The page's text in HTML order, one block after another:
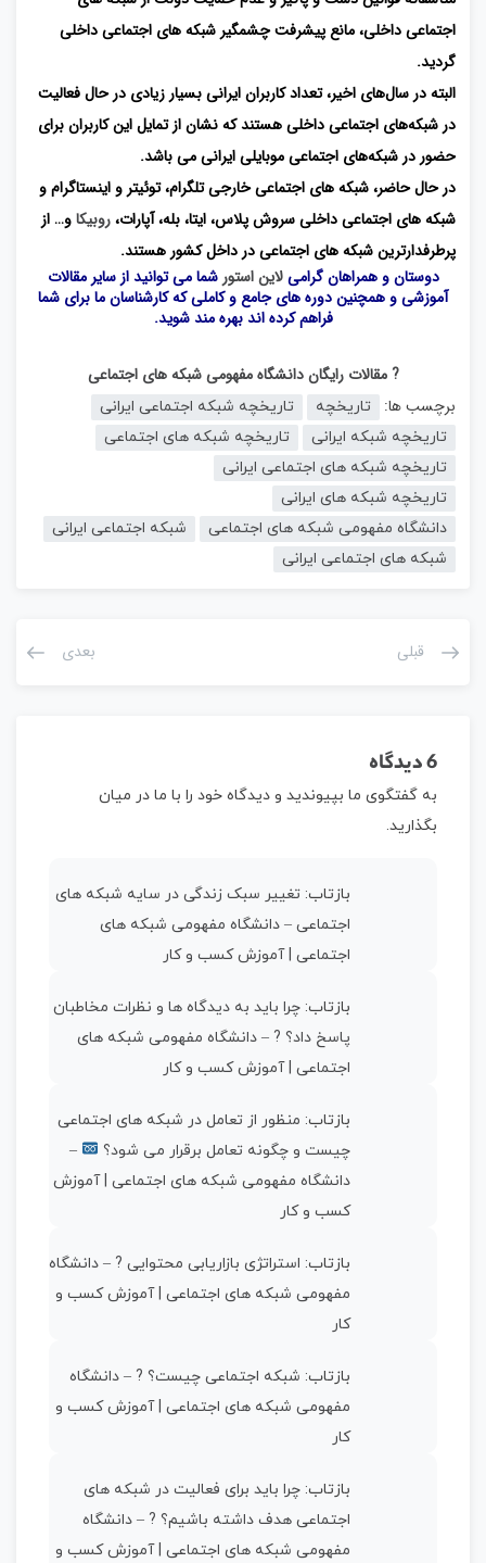
اجتماعی داخلی، مانع پیشرفت چشمگیر شبکه های اجتماعی داخلی
گردید.
البته در سال‌های اخیر، تعداد کاربران ایرانی بسیار زیادی در حال فعالیت
در شبکه‌های اجتماعی داخلی هستند که نشان از تمایل این کاربران برای
حضور در شبکه‌های اجتماعی موبایلی ایرانی می باشد.
در حال حاضر، شبکه های اجتماعی خارجی تلگرام، توئیتر و اینستاگرام و
شبکه های اجتماعی داخلی سروش پلاس، ایتا، بله، آپارات،روبیکاو… از
پرطرفدارترین شبکه های اجتماعی در داخل کشور هستند.
دوستان و همراهان گرامیلاین استور شما می توانید از سایر مقالات
آموزشی و همچنین دوره های جامع و کاملی که کارشناسان ما برای شما
فراهم کرده اند بهره مند شوید.
? مقالات رایگان دانشگاه مفهومی شبکه های اجتماعی
برچسب ها:
تاریخچه
تاریخچه شبکه اجتماعی ایرانی
تاریخچه شبکه ایرانی
تاریخچه شبکه های اجتماعی
تاریخچه شبکه های اجتماعی ایرانی
تاریخچه شبکه های ایرانی
دانشگاه مفهومی شبکه های اجتماعی
شبکه اجتماعی ایرانی
شبکه های اجتماعی ایرانی
قبلی بعدی
6 دیدگاه
به گفتگوی ما بپیوندید و دیدگاه خود را با ما در میان
بگذارید.
بازتاب: تغییر سبک زندگی در سایه شبکه های
اجتماعی – دانشگاه مفهومی شبکه های
اجتماعی | آموزش کسب و کار
بازتاب: چرا باید به دیدگاه ها و نظرات مخاطبان
پاسخ داد؟ ? – دانشگاه مفهومی شبکه های
اجتماعی | آموزش کسب و کار
بازتاب: منظور از تعامل در شبکه های اجتماعی
چیست و چگونه تعامل برقرار می شود؟
–
دانشگاه مفهومی شبکه های اجتماعی | آموزش
کسب و کار
بازتاب: استراتژی بازاریابی محتوایی ? – دانشگاه
مفهومی شبکه های اجتماعی | آموزش کسب و
کار
بازتاب: شبکه اجتماعی چیست؟ ? – دانشگاه
مفهومی شبکه های اجتماعی | آموزش کسب و
کار
بازتاب: چرا باید برای فعالیت در شبکه های
اجتماعی هدف داشته باشیم؟ ? – دانشگاه
مفهومی شبکه های اجتماعی | آموزش کسب و